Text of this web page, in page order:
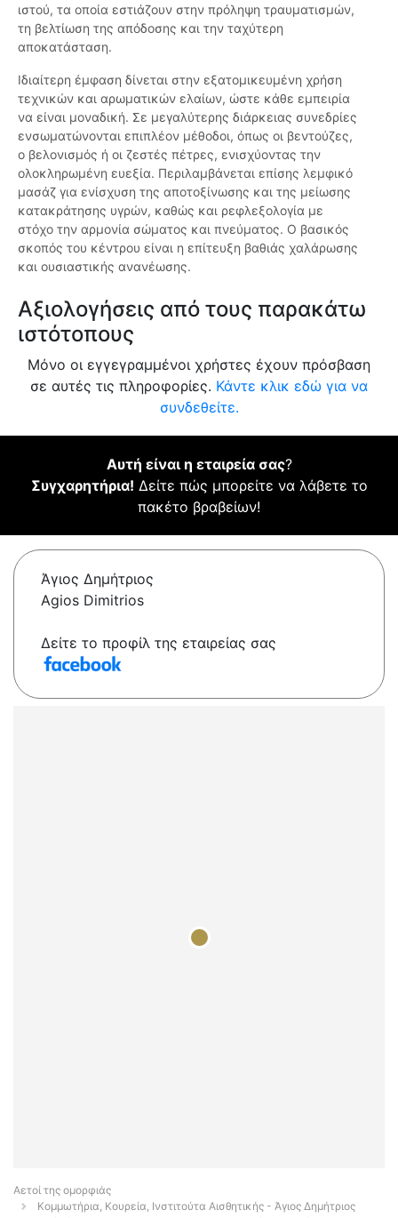
ιστού, τα οποία εστιάζουν στην πρόληψη τραυματισμών,
τη βελτίωση της απόδοσης και την ταχύτερη
αποκατάσταση.
Ιδιαίτερη έμφαση δίνεται στην εξατομικευμένη χρήση
τεχνικών και αρωματικών ελαίων, ώστε κάθε εμπειρία
να είναι μοναδική. Σε μεγαλύτερης διάρκειας συνεδρίες
ενσωματώνονται επιπλέον μέθοδοι, όπως οι βεντούζες,
ο βελονισμός ή οι ζεστές πέτρες, ενισχύοντας την
ολοκληρωμένη ευεξία. Περιλαμβάνεται επίσης λεμφικό
μασάζ για ενίσχυση της αποτοξίνωσης και της μείωσης
κατακράτησης υγρών, καθώς και ρεφλεξολογία με
στόχο την αρμονία σώματος και πνεύματος. Ο βασικός
σκοπός του κέντρου είναι η επίτευξη βαθιάς χαλάρωσης
και ουσιαστικής ανανέωσης.
Αξιολογήσεις από τους παρακάτω
ιστότοπους
Μόνο οι εγγεγραμμένοι χρήστες έχουν πρόσβαση
σε αυτές τις πληροφορίες. Κάντε κλικ εδώ για να
συνδεθείτε.
Αυτή είναι η εταιρεία σας?
Συγχαρητήρια! Δείτε πώς μπορείτε να λάβετε το
πακέτο βραβείων!
Άγιος Δημήτριος
Agios Dimitrios
Δείτε το προφίλ της εταιρείας σας
Αετοί της ομορφιάς
Κομμωτήρια, Κουρεία, Ινστιτούτα Αισθητικής - Άγιος Δημήτριος